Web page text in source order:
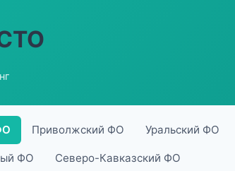
Приволжский ФО Уральский ФО
ФО Северо-Кавказский ФО